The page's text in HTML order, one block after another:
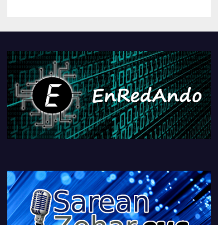
PlayStationeko bideojoko